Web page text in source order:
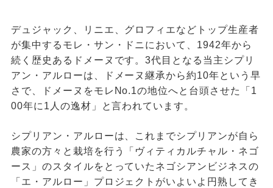
デュジャック、リニエ、グロフィエなどトップ生産者
が集中するモレ・サン・ドニにおいて、1942年から
続く歴史あるドメーヌです。3代目となる当主シプリ
アン・アルローは、ドメーヌ継承から約10年という早
さで、ドメーヌをモレNo.1の地位へと台頭させた「1
00年に1人の逸材」と言われています。
シプリアン・アルローは、これまでシプリアンが自ら
農家の方々と栽培を行う「ヴィティカルチャル・ネゴ
ース」のスタイルをとっていたネゴシアンビジネスの
「エ・アルロー」プロジェクトがいよいよ円熟してき